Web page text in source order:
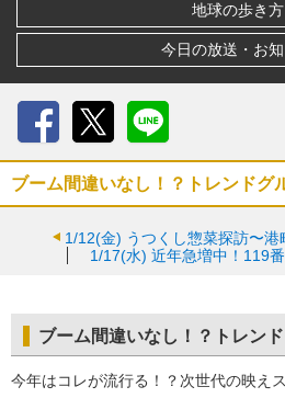
地球の歩き方
今日の放送・お
ブーム間違いなし！？トレンドグ
1/12(金) うつくし惣菜探訪〜
1/17(水) 近年急増中！119
ブーム間違いなし！？トレン
今年はコレが流行る！？次世代の映え